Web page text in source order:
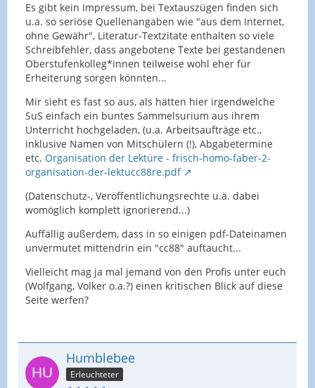
Es gibt kein Impressum, bei Textauszügen finden sich
u.a. so seriöse Quellenangaben wie "aus dem Internet,
ohne Gewähr", Literatur-Textzitate enthalten so viele
Schreibfehler, dass angebotene Texte bei gestandenen
Oberstufenkolleg*innen teilweise wohl eher für
Erheiterung sorgen könnten...
Mir sieht es fast so aus, als hätten hier irgendwelche
SuS einfach ein buntes Sammelsurium aus ihrem
Unterricht hochgeladen, (u.a. Arbeitsaufträge etc.,
inklusive Namen von Mitschülern (!), Abgabetermine
etc. Organisation der Lektüre - frisch-homo-faber-2-
organisation-der-lektucc88re.pdf
(Datenschutz-, Veröffentlichungsrechte u.ä. dabei
womöglich komplett ignorierend...)
Auffällig außerdem, dass in so einigen pdf-Dateinamen
unvermutet mittendrin ein "cc88" auftaucht...
Vielleicht mag ja mal jemand von den Profis unter euch
(Wolfgang, Volker o.a.?) einen kritischen Blick auf diese
Seite werfen?
Humblebee
Erleuchteter